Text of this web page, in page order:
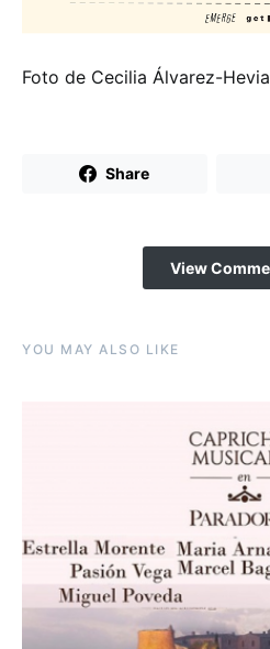
Foto de Cecilia Álvarez-
Share
View
YOU MAY ALSO LIKE